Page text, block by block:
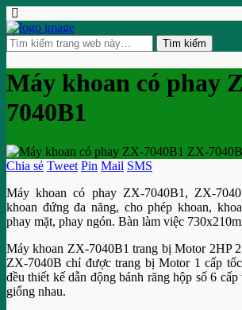
Máy khoan có phay
7040B1
Chia sẻ Tweet Pin Mail SMS
Máy khoan có phay ZX-7040B1, ZX-
khoan đứng đa năng, cho phép khoan,
phay mặt, phay ngón. Bàn làm việc
Máy khoan ZX-7040B1 trang bị Motor 2HP
ZX-7040B chỉ được trang bị Motor 1 cấp
đều thiết kế dẫn động bánh răng hộp số 6
giống nhau.